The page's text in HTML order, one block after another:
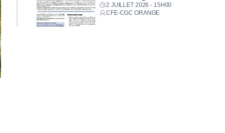
2 JUILLET 2026 - 15H00
CFE-CGC ORANGE